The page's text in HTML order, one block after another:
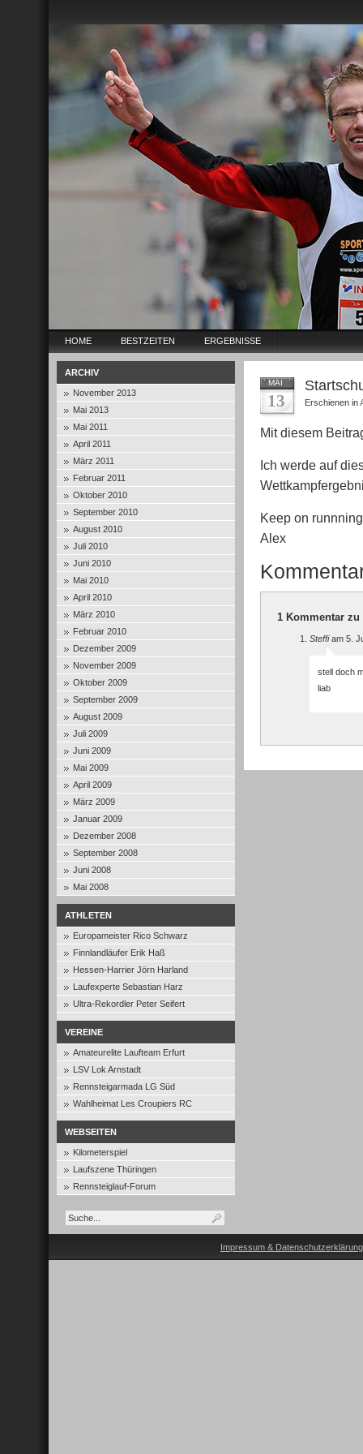
HOME BESTZEITEN ERGEBNISSE
ARCHIV
November 2013
Mai 2013
Mai 2011
April 2011
März 2011
Februar 2011
Oktober 2010
September 2010
August 2010
Juli 2010
Juni 2010
Mai 2010
April 2010
März 2010
Februar 2010
Dezember 2009
November 2009
Oktober 2009
September 2009
August 2009
Juli 2009
Juni 2009
Mai 2009
April 2009
März 2009
Januar 2009
Dezember 2008
September 2008
Juni 2008
Mai 2008
ATHLETEN
Europameister Rico Schwarz
Finnlandläufer Erik Haß
Hessen-Harrier Jörn Harland
Laufexperte Sebastian Harz
Ultra-Rekordler Peter Seifert
VEREINE
Amateurelite Laufteam Erfurt
LSV Lok Arnstadt
Rennsteigarmada LG Süd
Wahlheimat Les Croupiers RC
WEBSEITEN
Kilometerspiel
Laufszene Thüringen
Rennsteiglauf-Forum
MAI
13 Erschienen in
Mit diesem
Ich werde auf
Keep on runnning
Alex
1 Kommentar zu
Steffiam 5.
stell doch
liab
Impressum & Datenschutzerklärung